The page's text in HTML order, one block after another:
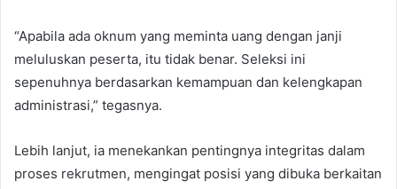
“Apabila ada oknum yang meminta uang dengan janji
meluluskan peserta, itu tidak benar. Seleksi ini
sepenuhnya berdasarkan kemampuan dan kelengkapan
administrasi,” tegasnya.
Lebih lanjut, ia menekankan pentingnya integritas dalam
proses rekrutmen, mengingat posisi yang dibuka berkaitan